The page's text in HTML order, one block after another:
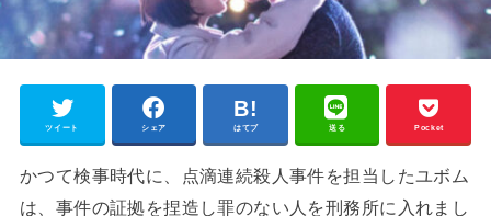
ツイート シェア はてブ 送る Pocket
かつて検事時代に、点滴連続殺人事件を担当したユボム
は、事件の証拠を捏造し罪のない人を刑務所に入れまし